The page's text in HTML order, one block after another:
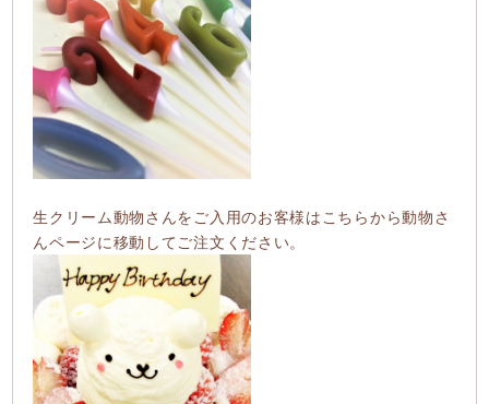
生クリーム動物さんをご入用のお客様はこちらから動物さ
んページに移動してご注文ください。